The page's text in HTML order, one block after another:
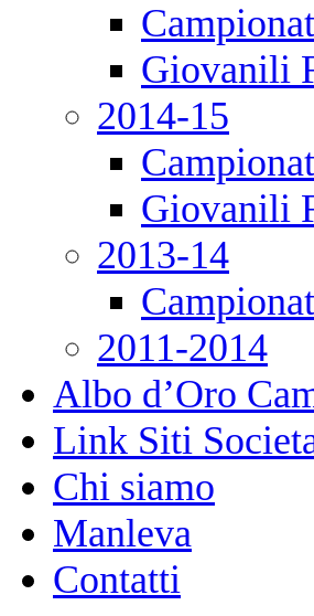
Giovanili
2014-15
Giovanili
2013-14
2011-2014
Albo d’Oro
Link Siti
Chi siamo
Manleva
Contatti